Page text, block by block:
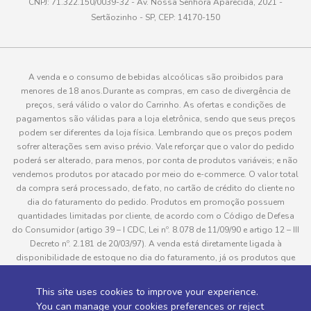
This site uses cookies to improve your experience.
You can manage your cookies preferences or reject
Sertãozinho - SP, CEP: 14170-150
A venda e o consumo de bebidas alcoólicas são proibidos para
menores de 18 anos.Durante as compras, em caso de divergência de
preços, será válido o valor do Carrinho. As ofertas e condições de
pagamentos são válidas para a loja eletrônica, sendo que seus preços
podem ser diferentes da loja física. Lembrando que os preços podem
sofrer alterações sem aviso prévio. Vale reforçar que o valor do pedido
poderá ser alterado, para menos, por conta de produtos variáveis; e não
vendemos produtos por atacado por meio do e-commerce. O valor total
da compra será processado, de fato, no cartão de crédito do cliente no
dia do faturamento do pedido. Produtos em promoção possuem
quantidades limitadas por cliente, de acordo com o Código de Defesa
do Consumidor (artigo 39 – I CDC, Lei nº. 8.078 de 11/09/90 e artigo 12 – III
Decreto nº. 2.181 de 20/03/97). A venda está diretamente ligada à
disponibilidade de estoque no dia do faturamento, já os produtos que
pedido do cliente, este não será entregue e o valor do item não será